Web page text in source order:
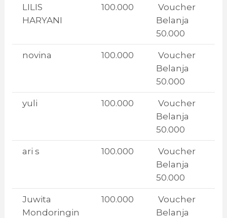
LILIS
HARYANI
100.000
Voucher
Belanja
50.000
novina 100.000
Voucher
Belanja
50.000
yuli 100.000
Voucher
Belanja
50.000
ari s 100.000
Voucher
Belanja
50.000
Juwita
Mondoringin
100.000
Voucher
Belanja